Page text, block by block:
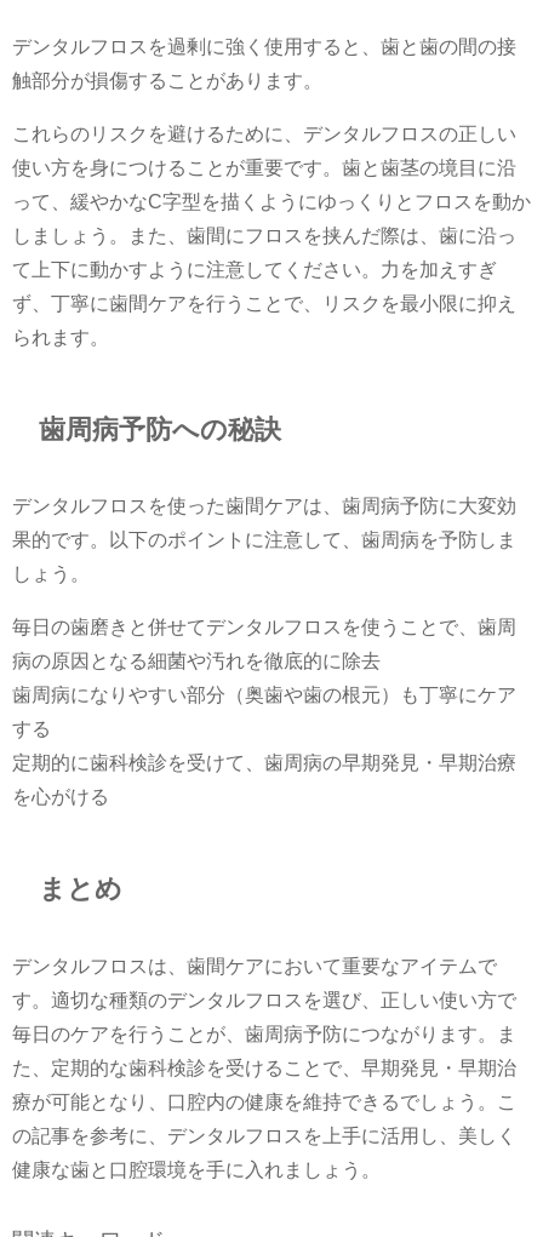
デンタルフロスを過剰に強く使用すると、歯と歯の間の接
触部分が損傷することがあります。
これらのリスクを避けるために、デンタルフロスの正しい
使い方を身につけることが重要です。歯と歯茎の境目に沿
って、緩やかなC字型を描くようにゆっくりとフロスを動か
しましょう。また、歯間にフロスを挟んだ際は、歯に沿っ
て上下に動かすように注意してください。力を加えすぎ
ず、丁寧に歯間ケアを行うことで、リスクを最小限に抑え
られます。
歯周病予防への秘訣
デンタルフロスを使った歯間ケアは、歯周病予防に大変効
果的です。以下のポイントに注意して、歯周病を予防しま
しょう。
毎日の歯磨きと併せてデンタルフロスを使うことで、歯周
病の原因となる細菌や汚れを徹底的に除去
歯周病になりやすい部分（奥歯や歯の根元）も丁寧にケア
する
定期的に歯科検診を受けて、歯周病の早期発見・早期治療
を心がける
まとめ
デンタルフロスは、歯間ケアにおいて重要なアイテムで
す。適切な種類のデンタルフロスを選び、正しい使い方で
毎日のケアを行うことが、歯周病予防につながります。ま
た、定期的な歯科検診を受けることで、早期発見・早期治
療が可能となり、口腔内の健康を維持できるでしょう。こ
の記事を参考に、デンタルフロスを上手に活用し、美しく
健康な歯と口腔環境を手に入れましょう。